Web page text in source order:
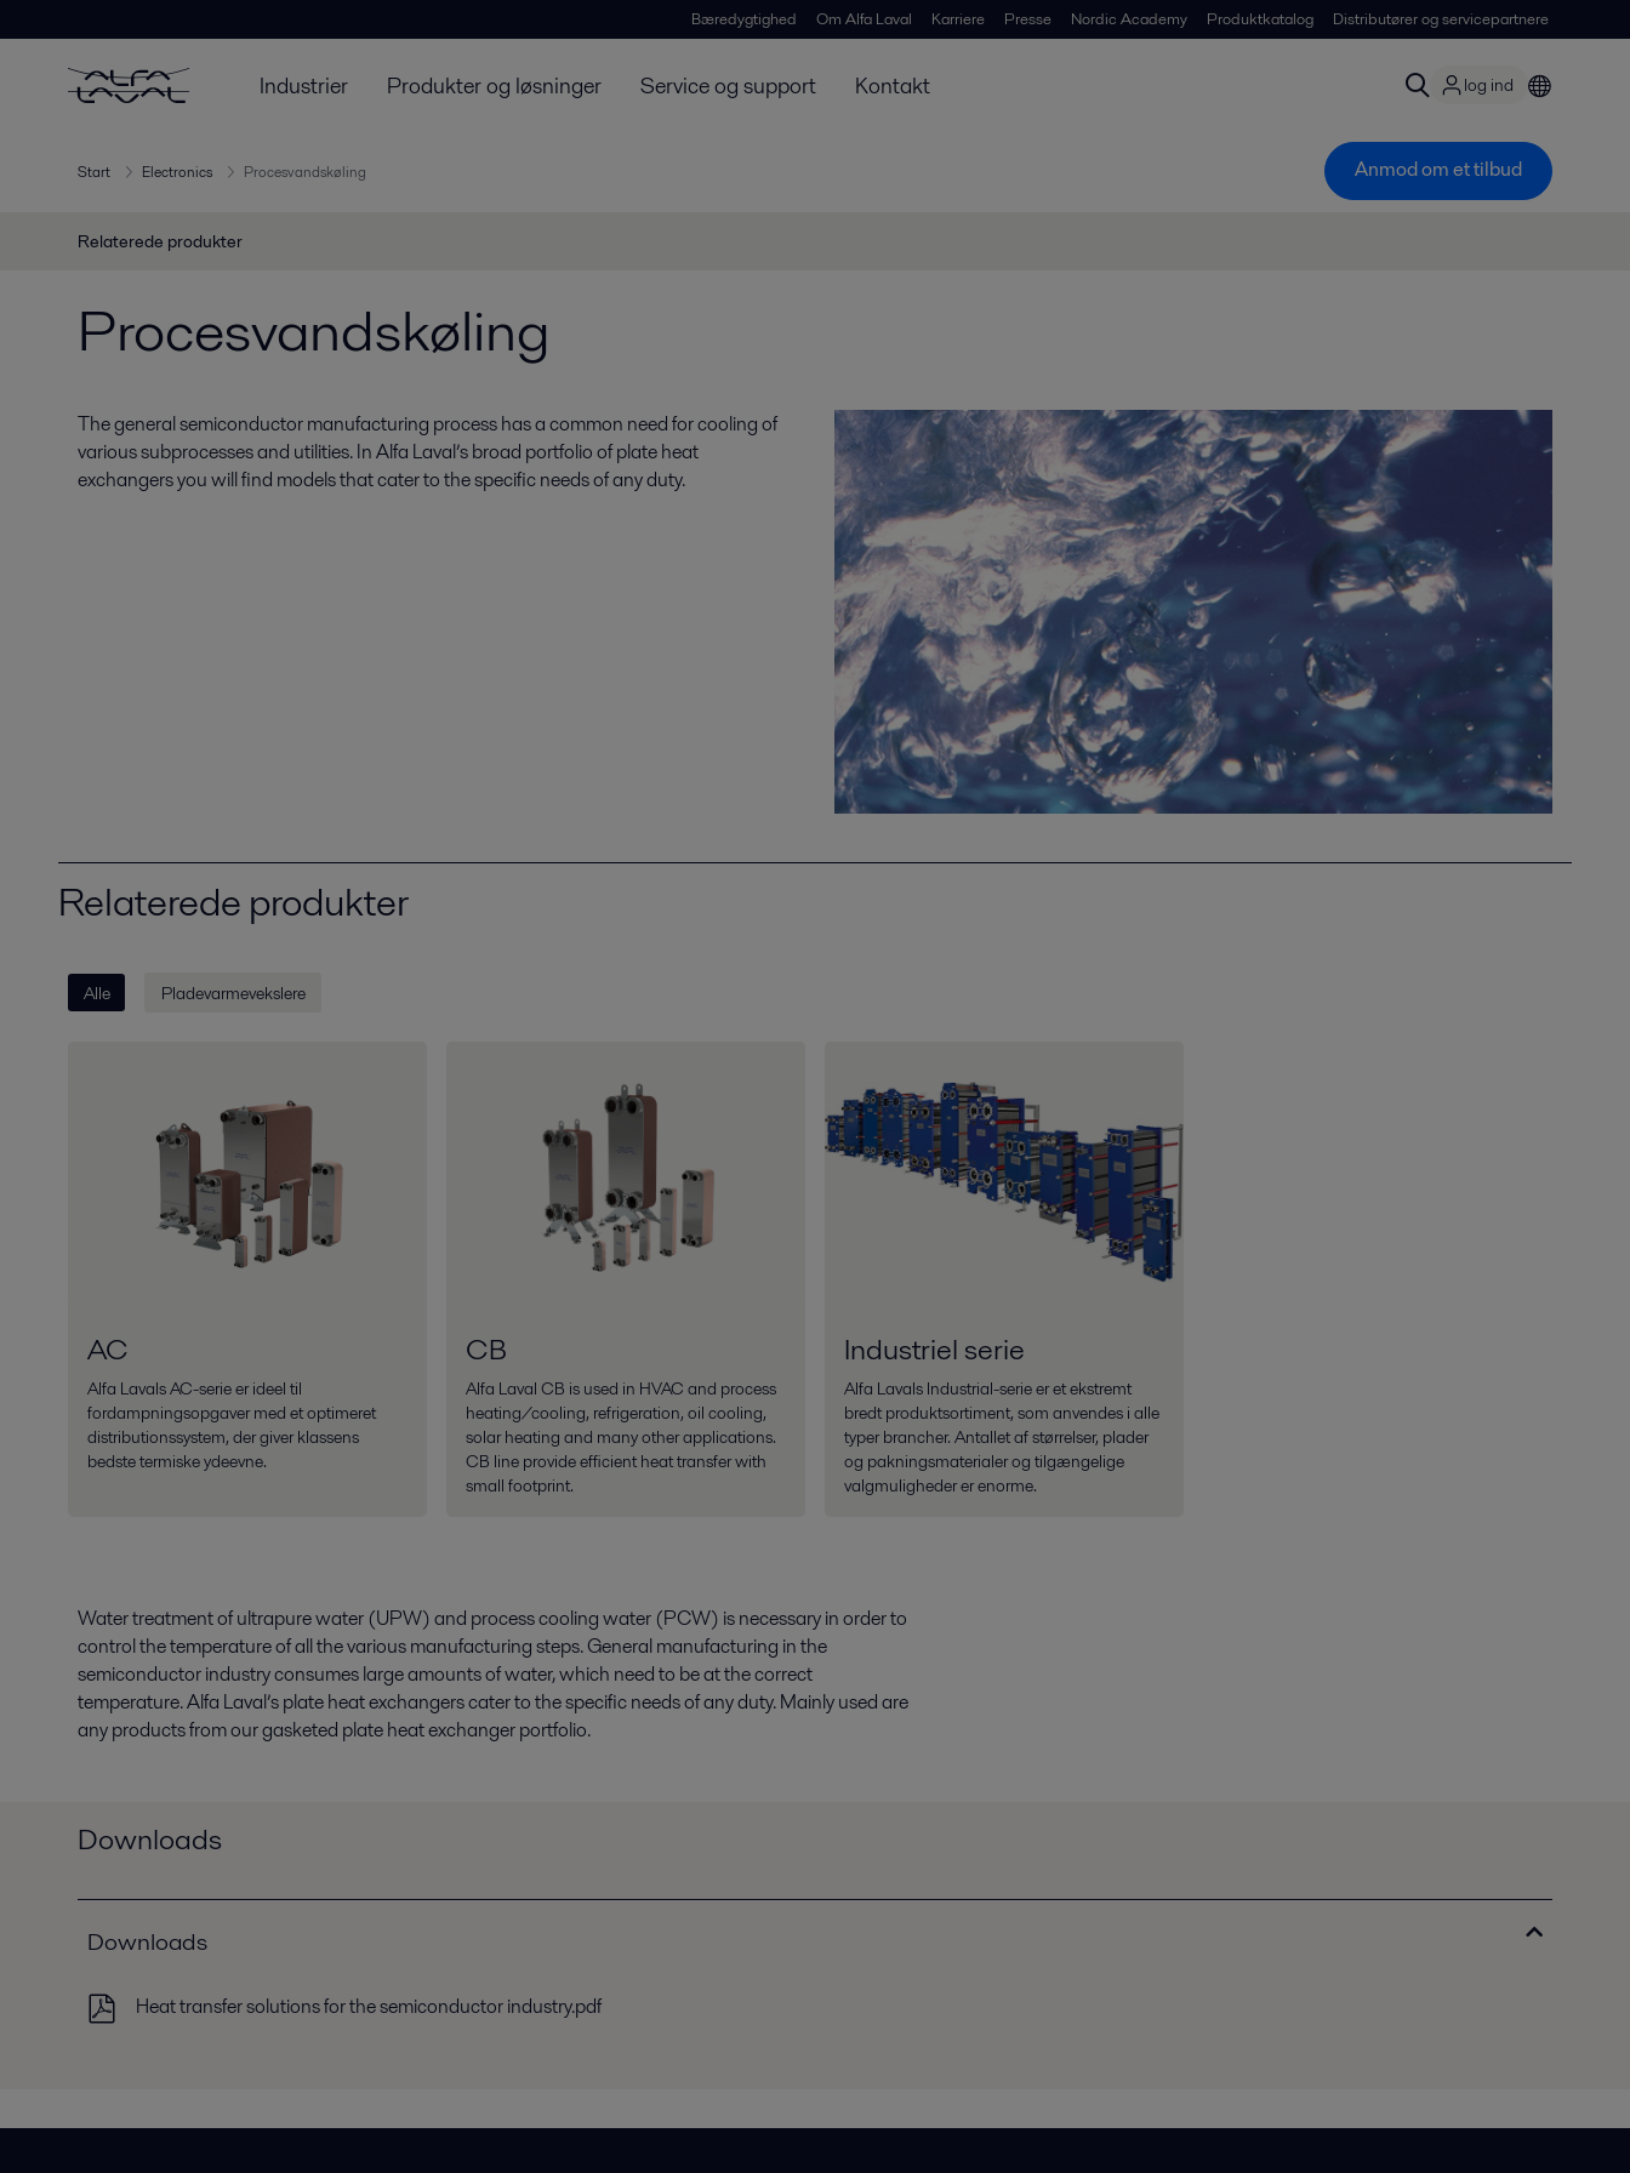
Bæredygtighed Om Alfa Laval Karriere Presse Nordic Academy Produktkatalog Distributører og servicepartnere
Industrier Produkter og løsninger Service og support Kontakt log ind
Start Electronics Procesvandskøling Anmod om et tilbud
Relaterede produkter
Procesvandskøling
The general semiconductor manufacturing process has a common need for cooling of
various subprocesses and utilities. In Alfa Laval’s broad portfolio of plate heat
exchangers you will find models that cater to the specific needs of any duty.
Relaterede produkter
Alle Pladevarmevekslere
AC
Alfa Lavals AC-serie er ideel til
fordampningsopgaver med et optimeret
distributionssystem, der giver klassens
bedste termiske ydeevne.
CB
Alfa Laval CB is used in HVAC and process
heating/cooling, refrigeration, oil cooling,
solar heating and many other applications.
CB line provide efficient heat transfer with
small footprint.
Industriel serie
Alfa Lavals Industrial-serie er et ekstremt
bredt produktsortiment, som anvendes i alle
typer brancher. Antallet af størrelser, plader
og pakningsmaterialer og tilgængelige
valgmuligheder er enorme.
Water treatment of ultrapure water (UPW) and process cooling water (PCW) is necessary in order to
control the temperature of all the various manufacturing steps. General manufacturing in the
semiconductor industry consumes large amounts of water, which need to be at the correct
temperature. Alfa Laval’s plate heat exchangers cater to the specific needs of any duty. Mainly used are
any products from our gasketed plate heat exchanger portfolio.
Downloads
Downloads
Heat transfer solutions for the semiconductor industry.pdf